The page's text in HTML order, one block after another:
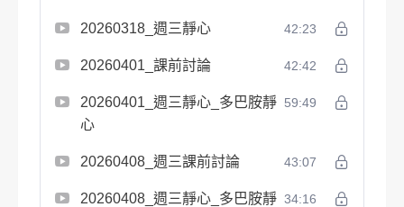
20260318_週三靜心 42:23
20260401_課前討論 42:42
20260401_週三靜心_多巴胺靜
心
59:49
20260408_週三課前討論 43:07
20260408_週三靜心_多巴胺靜 34:16